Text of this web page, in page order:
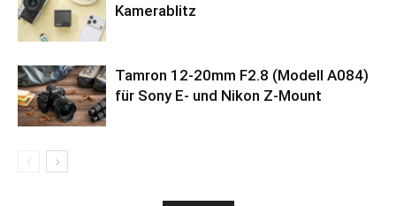
Kamerablitz
Tamron 12-20mm F2.8 (Modell A084)
für Sony E- und Nikon Z-Mount